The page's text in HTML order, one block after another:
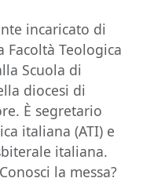
incaricato di
Facoltà Teologica
Scuola di
diocesi di
È segretario
italiana (ATI) e
italiana.
la messa?